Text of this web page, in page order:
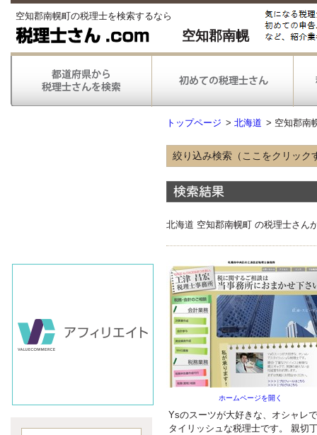
空知郡南幌町の税理士を検索するなら
空知郡南幌
トップページ > 北海道 > 空知郡南
絞り込み検索（ここをクリック
得意な業種
情報通信
不動産
得意な業務
税務申告
税務調査対応
対応可能な
会計ソフト
弥生会計
JDLIBEX出納
北海道 空知郡南幌町 の税理士さん
ホームページを開く
Ysのスーツが大好きな、オシャレ
タイリッシュな税理士です。 親切